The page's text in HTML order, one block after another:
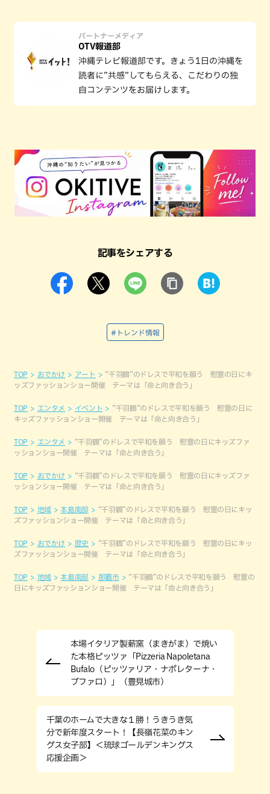
パートナーメディア
OTV報道部
沖縄テレビ報道部です。きょう1日の沖縄を
読者に”共感”してもらえる、こだわりの独
自コンテンツをお届けします。
記事をシェアする
#トレンド情報
TOP おでかけ アート
“千羽鶴”のドレスで平和を願う 慰霊の日にキ
ッズファッションショー開催 テーマは「命と向き合う」
TOP エンタメ イベント
“千羽鶴”のドレスで平和を願う 慰霊の日に
キッズファッションショー開催 テーマは「命と向き合う」
TOP エンタメ
“千羽鶴”のドレスで平和を願う 慰霊の日にキッズファ
ッションショー開催 テーマは「命と向き合う」
TOP おでかけ
“千羽鶴”のドレスで平和を願う 慰霊の日にキッズファ
ッションショー開催 テーマは「命と向き合う」
TOP 地域 本島南部
“千羽鶴”のドレスで平和を願う 慰霊の日にキッ
ズファッションショー開催 テーマは「命と向き合う」
TOP おでかけ 歴史
“千羽鶴”のドレスで平和を願う 慰霊の日にキッ
ズファッションショー開催 テーマは「命と向き合う」
TOP 地域 本島南部 那覇市
“千羽鶴”のドレスで平和を願う 慰霊の
日にキッズファッションショー開催 テーマは「命と向き合う」
本場イタリア製薪窯（まきがま）で焼い
た本格ピッツァ「Pizzeria Napoletana
Bufalo（ピッツァリア・ナポレターナ・
ブファロ）」（豊見城市）
千葉のホームで大きな１勝！うきうき気
分で新年度スタート！【長嶺花菜のキン
グス女子部】＜琉球ゴールデンキングス
応援企画＞